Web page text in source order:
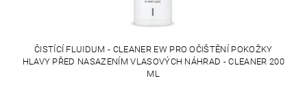
ČISTÍCÍ FLUIDUM - CLEANER EW PRO OČIŠTĚNÍ POKOŽKY
HLAVY PŘED NASAZENÍM VLASOVÝCH NÁHRAD - CLEANER 200
ML